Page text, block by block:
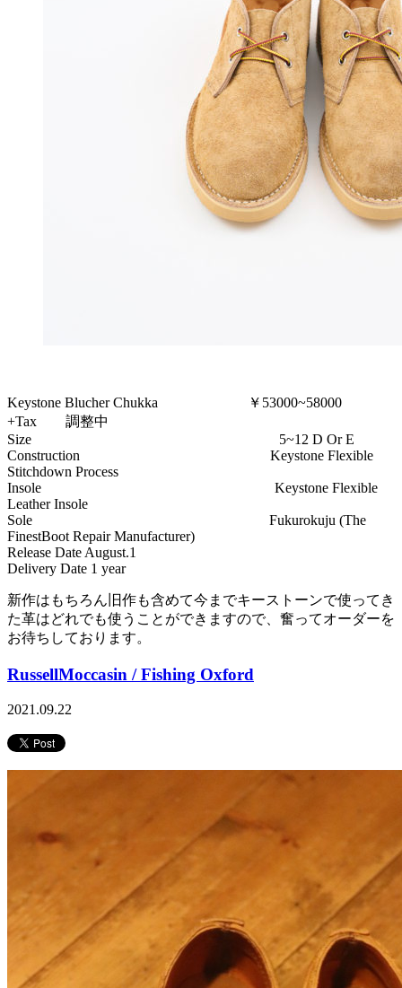
Keystone Blucher Chukka ￥53000~58000
+Tax 調整中
Size 5~12 D Or E
Construction Keystone Flexible
Stitchdown Process
Insole Keystone Flexible
Leather Insole
Sole Fukurokuju (The
FinestBoot Repair Manufacturer)
Release Date August.1
Delivery Date 1 year
新作はもちろん旧作も含めて今までキーストーンで使ってき
た革はどれでも使うことができますので、奮ってオーダーを
お待ちしております。
RussellMoccasin / Fishing Oxford
2021.09.22